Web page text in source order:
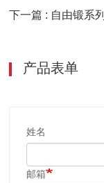
下一篇 : 自由锻系列
产品表单
姓名
邮箱